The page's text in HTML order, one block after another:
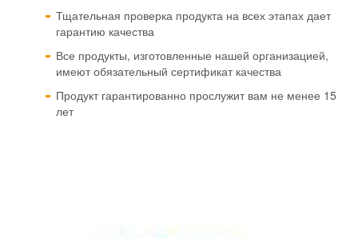
Тщательная проверка продукта на всех этапах дает
гарантию качества
Все продукты, изготовленные нашей организацией,
имеют обязательный сертификат качества
Продукт гарантированно прослужит вам не менее 15
лет